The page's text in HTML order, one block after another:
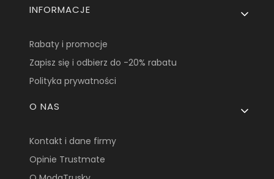
INFORMACJE
Rabaty i promocje
Zapisz się i odbierz do -20% rabatu
Polityka prywatności
O NAS
Kontakt i dane firmy
Opinie Trustmate